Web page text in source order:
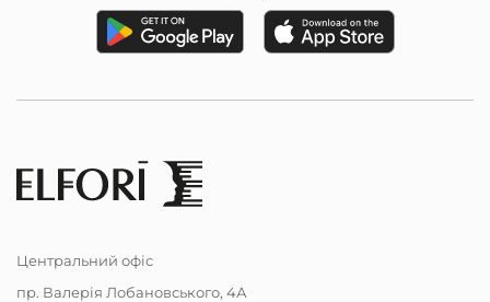
Центральний офіс
пр. Валерія Лобановського, 4А